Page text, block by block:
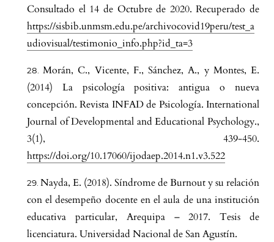
Consultado el 14 de Octubre de 2020. Recuperado de
https://sisbib.unmsm.edu.pe/archivocovid19peru/test_a
udiovisual/testimonio_info.php?id_ta=3
Morán, C., Vicente, F., Sánchez, A., y Montes, E.
(2014) La psicología positiva: antigua o nueva
concepción. Revista INFAD de Psicología. International
Journal of Developmental and Educational Psychology.,
3(1), 439-450.
https://doi.org/10.17060/ijodaep.2014.n1.v3.522
Nayda, E. (2018). Síndrome de Burnout y su relación
con el desempeño docente en el aula de una institución
educativa particular, Arequipa – 2017. Tesis de
licenciatura. Universidad Nacional de San Agustín.